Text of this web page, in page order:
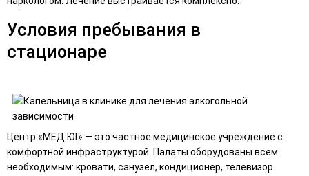
Условия пребывания в
стационаре
Центр «МЕД ЮГ» — это частное медицинское учреждение с
комфортной инфраструктурой. Палаты оборудованы всем
необходимым: кровати, санузел, кондиционер, телевизор.